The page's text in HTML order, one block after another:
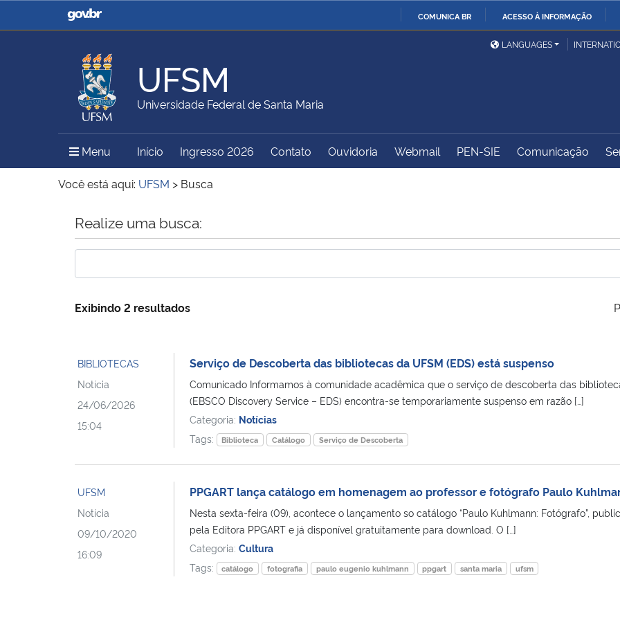
COMUNICA BR ACESSO À INFORMAÇÃO
Casa Civil
Ministério da Justiça e
Ministério da Defesa
Ministério das Relações
Exteriores
Ministério da Agricultura,
Pecuária e Abastecimento
Ministério da Educação
Ministério do Meio Ambiente Ministério do Turismo
Ministério do
Controladoria-Geral da
LANGUAGES
UFSM
Universidade Federal de Santa Maria
Menu Menu Principal do Sítio
Início Ingresso 2026 Contato Ouvidoria Webmail PEN-SIE Comunicação
Você está aqui: UFSM > Busca
Início do conteúdo
Realize uma busca:
Exibindo 2 resultados
BIBLIOTECAS
Notícia
24/06/2026
15:04
Serviço de Descoberta das bibliotecas da UFSM (EDS) está suspenso
Comunicado Informamos à comunidade acadêmica que o serviço de descoberta das
(EBSCO Discovery Service – EDS) encontra-se temporariamente suspenso em razão […]
Categoria: Notícias
Tags:
Biblioteca Catálogo Serviço de Descoberta
UFSM
Notícia
09/10/2020
16:09
PPGART lança catálogo em homenagem ao professor e fotógrafo Paulo
Nesta sexta-feira (09), acontece o lançamento so catálogo “Paulo Kuhlmann: Fotógrafo”,
pela Editora PPGART e já disponível gratuitamente para download. O […]
Categoria: Cultura
Tags:
catálogo fotografia paulo eugenio kuhlmann ppgart santa maria ufsm